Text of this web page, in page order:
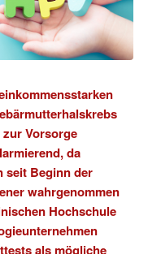
Vorsorge
da
seit Beginn der
wahrgenommen
Hochschule
als mögliche